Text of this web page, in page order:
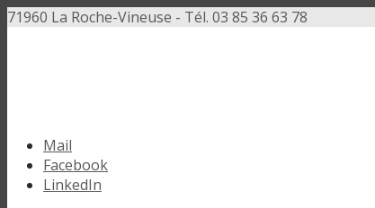
71960 La Roche-Vineuse - Tél. 03 85 36 63 78
Mail
Facebook
LinkedIn